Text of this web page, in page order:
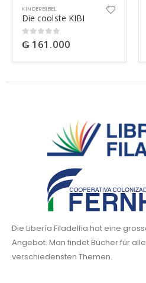
KINDERBIBEL
Die coolste KIBI
0out of 5
₲ 161.000
Die Libería Filadelfia hat eine
Angebot. Man findet Bücher für
verschiedensten Themen.